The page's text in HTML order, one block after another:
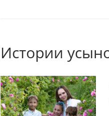
Истории